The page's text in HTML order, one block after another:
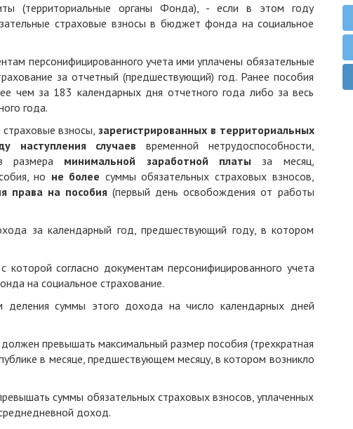
(территориальные органы Фонда), - если в этом году
страховые взносы в бюджет фонда на социальное
персонифицированного учета ими уплачены обязательные
за отчетный (предшествующий) год. Ранее пособия
чем за 183 календарных дня отчетного года либо за весь
года.
страховые взносы,зарегистрированных в территориальных
наступления случаев временной нетрудоспособности,
размера минимальной заработной платыза месяц,
но не более суммы обязательных страховых взносов,
права на пособия(первый день освобождения от работы
за календарный год, предшествующий году, в котором
согласно документам персонифицированного учета
на социальное страхование.
деления суммы этого дохода на число календарных дней
превышать максимальный размер пособия (трехкратная
в месяце, предшествующем месяцу, в котором возникло
суммы обязательных страховых взносов, уплаченных
доход.